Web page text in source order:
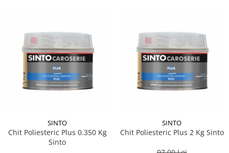
SINTO
Chit Poliesteric Plus 0.350 Kg
Sinto
SINTO
Chit Poliesteric Plus 2 Kg Sinto